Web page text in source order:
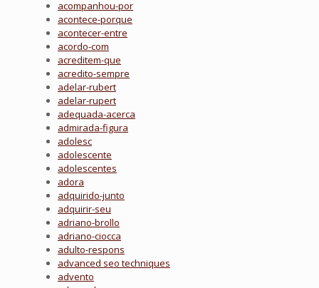
acompanhou-por
acontece-porque
acontecer-entre
acordo-com
acreditem-que
acredito-sempre
adelar-rubert
adelar-rupert
adequada-acerca
admirada-figura
adolesc
adolescente
adolescentes
adora
adquirido-junto
adquirir-seu
adriano-brollo
adriano-ciocca
adulto-respons
advanced seo techniques
advento